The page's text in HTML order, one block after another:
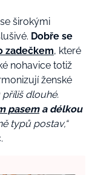
širokými
Dobře se
zadečkem, které
nohavice totiž
ženské
dlouhé.
pasema délkou
typů postav,“